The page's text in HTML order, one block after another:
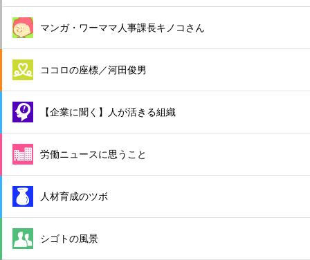
マンガ・ワーママ人事課長キノコさん
ココロの座標／河田俊男
【企業に聞く】人が活きる組織
労働ニュースに思うこと
人材育成のツボ
シゴトの風景